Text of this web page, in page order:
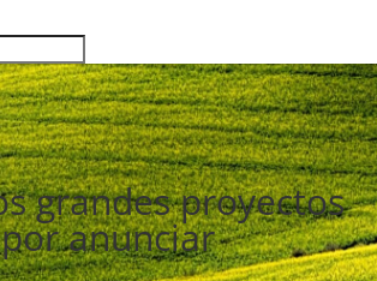
grandes proyectos
por anunciar